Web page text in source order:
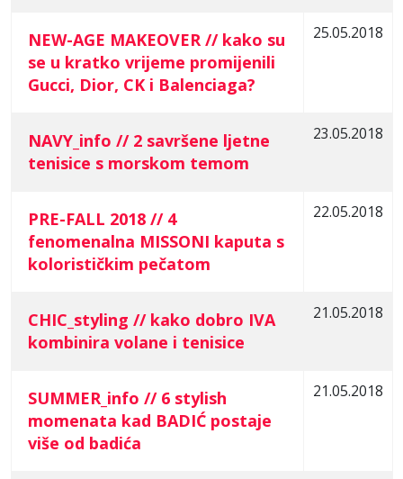
NEW-AGE MAKEOVER // kako su
se u kratko vrijeme promijenili
Gucci, Dior, CK i Balenciaga?
25.05.2018
NAVY_info // 2 savršene ljetne
tenisice s morskom temom
23.05.2018
PRE-FALL 2018 // 4
fenomenalna MISSONI kaputa s
kolorističkim pečatom
22.05.2018
CHIC_styling // kako dobro IVA
kombinira volane i tenisice
21.05.2018
SUMMER_info // 6 stylish
momenata kad BADIĆ postaje
više od badića
21.05.2018